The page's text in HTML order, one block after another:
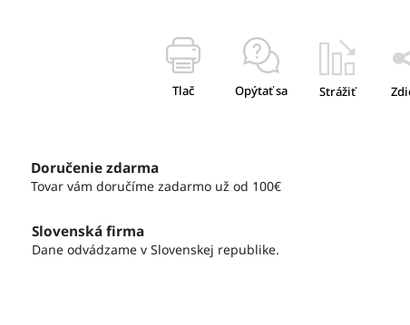
Tlač Opýtať sa Strážiť
Doručenie zdarma
Tovar vám doručíme zadarmo už od 100€
Slovenská firma
Dane odvádzame v Slovenskej republike.